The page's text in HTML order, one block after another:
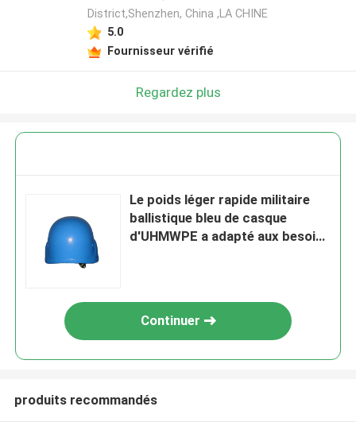
District,Shenzhen, China ,LA CHINE
5.0
Fournisseur vérifié
Regardez plus
Le poids léger rapide militaire
ballistique bleu de casque
d'UHMWPE a adapté aux besoins
Continuer
produits recommandés